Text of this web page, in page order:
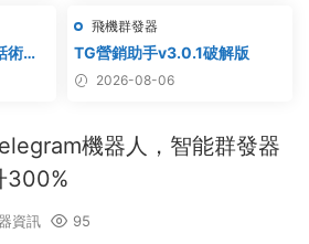
術炒
破解
隆炒
飛機群發器
TG營銷助手v3.0.1破解版
2026-08-06
機器人，智能群發器
300%
資訊 95